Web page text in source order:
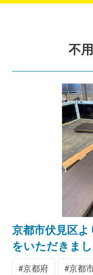
不
京都市伏見区
をいただきまし
京都府 京都